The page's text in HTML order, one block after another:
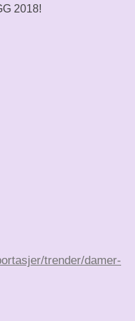
2018!
trender/damer-